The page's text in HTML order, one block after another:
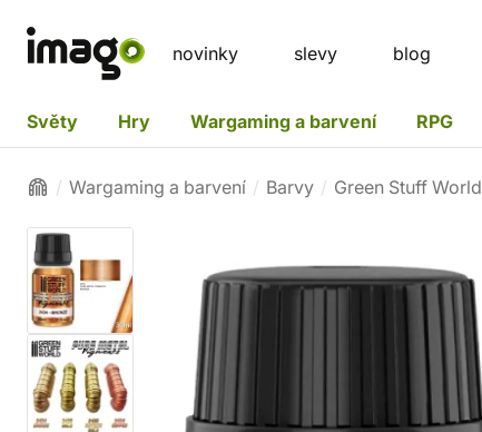
novinky slevy blog
Světy Hry Wargaming a barvení RPG
Wargaming a barvení Barvy Green Stuff World